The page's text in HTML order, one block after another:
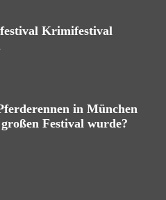
Krimifestival
in München
Festival wurde?